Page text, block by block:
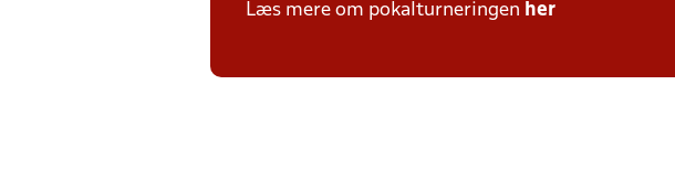
Læs mere om pokalturneringen her